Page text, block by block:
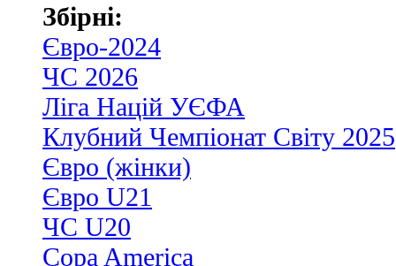
Збірні:
Євро-2024
ЧС 2026
Ліга Націй УЄФА
Клубний Чемпіонат Світу 2025
Євро (жінки)
Євро U21
ЧС U20
Copa America